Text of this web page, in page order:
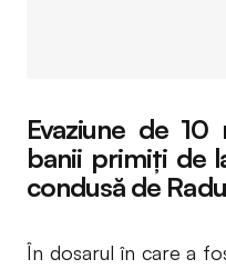
Evaziune de
banii primiți de
condusă de
În dosarul în care a